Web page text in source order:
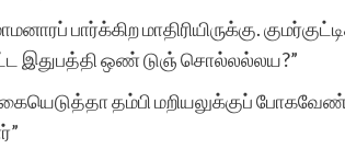
பார்க்கிற மாதிரியிருக்கு.
இதுபத்தி ஒண் டுஞ் சொல்லல்லய?”
தம்பி மறியலுக்குப்